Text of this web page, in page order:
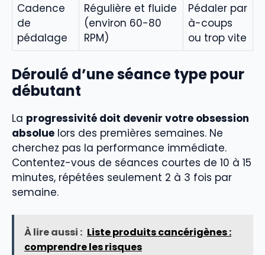
Cadence
de
pédalage
Régulière et fluide
(environ 60-80
RPM)
Pédaler par
à-coups
ou trop vite
Déroulé d’une séance type pour
débutant
La progressivité doit devenir votre obsession
absolue lors des premières semaines. Ne
cherchez pas la performance immédiate.
Contentez-vous de séances courtes de 10 à 15
minutes, répétées seulement 2 à 3 fois par
semaine.
À lire aussi : Liste produits cancérigènes :
comprendre les risques